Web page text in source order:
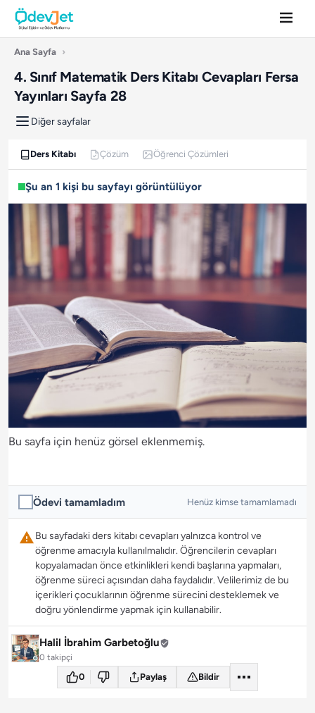
Ana Sayfa ›
4. Sınıf Matematik Ders Kitabı Cevapları Fersa
Yayınları Sayfa 28
Diğer sayfalar
Ders Kitabı Çözüm Öğrenci Çözümleri
Şu an 1 kişi bu sayfayı görüntülüyor
Bu sayfa için henüz görsel eklenmemiş.
Ödevi tamamladım Henüz kimse tamamlamadı
Bu sayfadaki ders kitabı cevapları yalnızca kontrol ve
öğrenme amacıyla kullanılmalıdır. Öğrencilerin cevapları
kopyalamadan önce etkinlikleri kendi başlarına yapmaları,
öğrenme süreci açısından daha faydalıdır. Velilerimiz de bu
içerikleri çocuklarının öğrenme sürecini desteklemek ve
doğru yönlendirme yapmak için kullanabilir.
Halil İbrahim Garbetoğlu
0 takipçi
0 Paylaş Bildir